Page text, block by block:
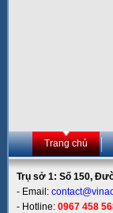
Trang chủ
Trụ sở 1: Số 150,
- Email:
- Hotline: 0967 458